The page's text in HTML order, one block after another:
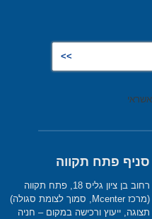
סניף פתח תקווה
רחוב בן ציון גליס 18, פתח תקווה
(מרכז Mcenter, סמוך לצומת סגולה)
תצוגה, ייעוץ ורכישה במקום – חניה